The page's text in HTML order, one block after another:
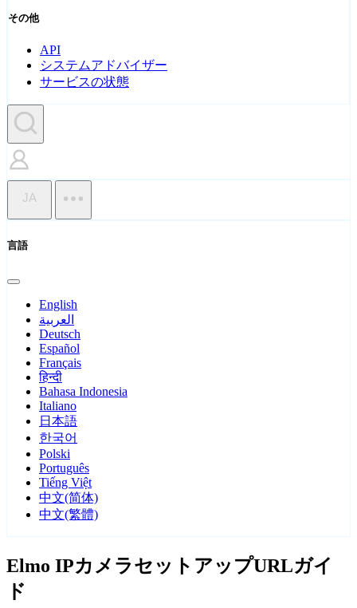
その他
API
システムアドバイザー
サービスの状態
JA
言語
English
العربية
Deutsch
Español
Français
हिन्दी
Bahasa Indonesia
Italiano
日本語
한국어
Polski
Português
Tiếng Việt
中文(简体)
中文(繁體)
Elmo IPカメラセットアップURLガイ
ド